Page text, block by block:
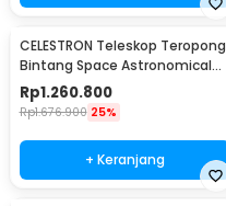
CELESTRON Teleskop Teropong
Bintang Space Astronomical
80mm - SCTW-80
Rp1.260.800
Rp1.676.900 25%
+ Keranjang